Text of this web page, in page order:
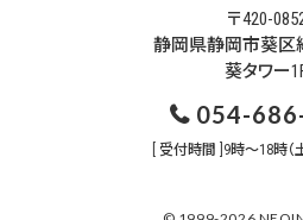
〒420-
静岡県静岡市葵区
葵タワー
054-
[ 受付時間 ]9時～18時（